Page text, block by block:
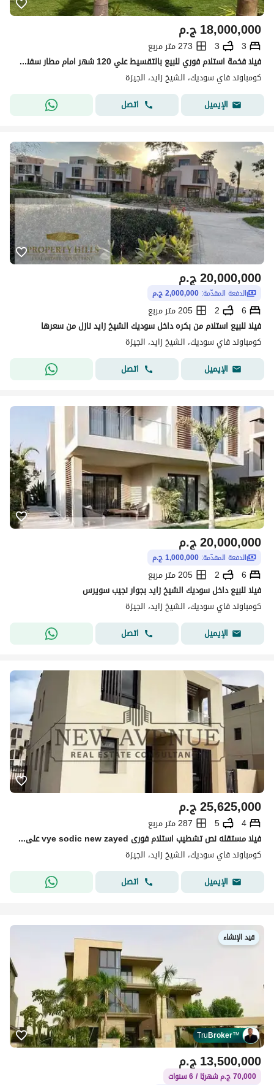
ج.م18,000,000
3
3
273 متر مربع
فيلا فخمة استلام فوري للبيع بالتقسيط علي 120 شهر امام مطار سفنكس
كومباوند فاي سوديك، الشيخ زايد، الجيزة
الإيميل
اتصل
ج.م20,000,000
الدفعة المقدّمة: 2,000,000 ج.م
6
2
205 متر مربع
فيلا للبيع استلام من بكره داخل سوديك الشيخ زايد نازل من سعرها
كومباوند فاي سوديك، الشيخ زايد، الجيزة
الإيميل
اتصل
ج.م20,000,000
الدفعة المقدّمة: 1,000,000 ج.م
6
2
205 متر مربع
فيلا للبيع داخل سوديك الشيخ زايد بجوار نجيب سويرس
كومباوند فاي سوديك، الشيخ زايد، الجيزة
الإيميل
اتصل
ج.م25,625,000
4
5
287 متر مربع
فيلا مستقله نص تشطيب استلام فورى vye sodic new zayed على المفتاح للبيع فى فاى سوديك الشيخ زايد الجديده
كومباوند فاي سوديك، الشيخ زايد، الجيزة
الإيميل
اتصل
قيد الإنشاء
TruBroker™
ج.م13,500,000
70,000 ج.م شهريًا / 6 سنوات